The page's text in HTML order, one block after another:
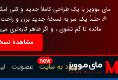
مای موویز با یک طراحی کاملاً جدید و کلی
🎉 حتماً یک سر به نسخهٔ جدید بزن و
مانده تا گم نشوی ، و اگر ظاهر تازه‌تری
مشاهدهٔ
new
ورود به سایت عضویت